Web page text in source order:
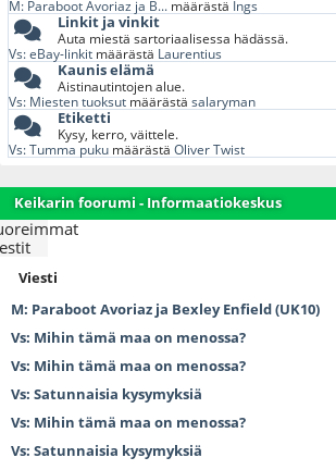
M: Paraboot Avoriaz ja B... määrästä Ings
Linkit ja vinkit
Auta miestä sartoriaalisessa hädässä.
Vs: eBay-linkit määrästä Laurentius
Kaunis elämä
Aistinautintojen alue.
Vs: Miesten tuoksut määrästäsalaryman
Etiketti
Kysy, kerro, väittele.
Vs: Tumma puku määrästäOliver Twist
Keikarin foorumi - Informaatiokeskus
Viesti
M: Paraboot Avoriaz ja Bexley Enfield (UK10)
Vs: Mihin tämä maa on menossa?
Vs: Mihin tämä maa on menossa?
Vs: Satunnaisia kysymyksiä
Vs: Mihin tämä maa on menossa?
Vs: Satunnaisia kysymyksiä